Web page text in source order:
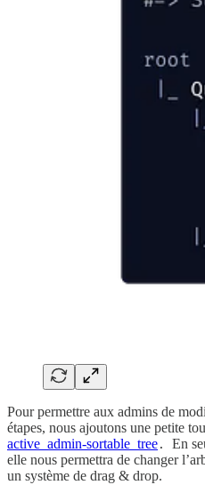
Pour permettre aux admins de
étapes, nous ajoutons une petite
active_admin-sortable_tree . En
elle nous permettra de changer
un système de drag & drop.